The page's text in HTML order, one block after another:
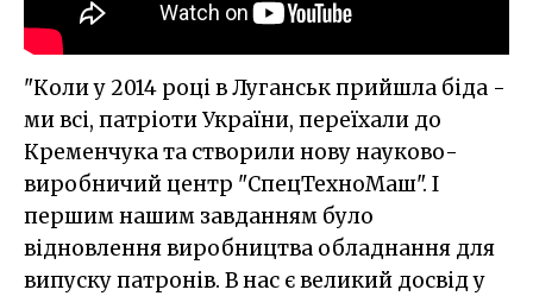
"Коли у 2014 році в Луганськ прийшла біда -
ми всі, патріоти України, переїхали до
Кременчука та створили нову науково-
виробничий центр "СпецТехноМаш". І
першим нашим завданням було
відновлення виробництва обладнання для
випуску патронів. В нас є великий досвід у